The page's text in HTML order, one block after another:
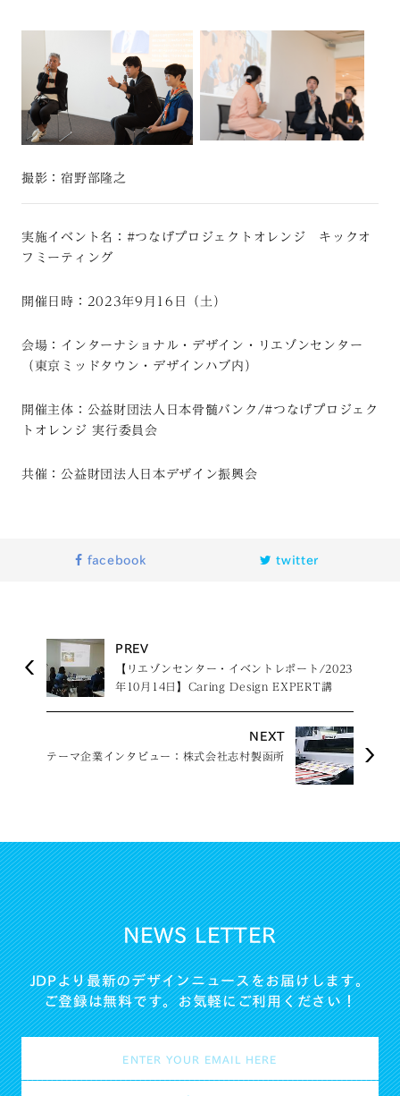
撮影：宿野部隆之
実施イベント名：#つなげプロジェクトオレンジ キックオ
フミーティング
開催日時：2023年9月16日（土）
会場：インターナショナル・デザイン・リエゾンセンター
（東京ミッドタウン・デザインハブ内）
開催主体：公益財団法人日本骨髄バンク/#つなげプロジェク
トオレンジ 実行委員会
共催：公益財団法人日本デザイン振興会
facebook twitter
PREV
【リエゾンセンター・イベントレポート/2023
年10月14日】Caring Design EXPERT講
NEXT
テーマ企業インタビュー：株式会社志村製函所
NEWS LETTER
JDPより最新のデザインニュースをお届けします。
ご登録は無料です。お気軽にご利用ください！